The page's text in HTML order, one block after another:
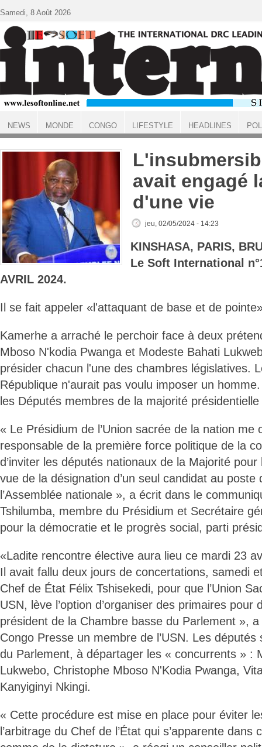
ACCUEIL
avait engagé
d'une vie
jeu, 02/05/2024 - 14:23
KINSHASA, PARIS,
Le Soft International
AVRIL 2024.
Il se fait appeler «l'attaquant de base et de
Kamerhe a arraché le perchoir face à deux
Mboso N'kodia Pwanga et Modeste Bahati
présider chacun l'une des chambres législatives.
République n'aurait pas voulu imposer un
les Députés membres de la majorité
« Le Présidium de l’Union sacrée de la nation me
responsable de la première force politique de la
d’inviter les députés nationaux de la Majorité pour
vue de la désignation d’un seul candidat au poste
l’Assemblée nationale », a écrit dans le
Tshilumba, membre du Présidium et Secrétaire
pour la démocratie et le progrès social, parti
«Ladite rencontre élective aura lieu ce mardi 23
Il avait fallu deux jours de concertations, samedi
Chef de État Félix Tshisekedi, pour que l’Union
USN, lève l’option d’organiser des primaires pour
président de la Chambre basse du Parlement », a
Congo Presse un membre de l’USN. Les
du Parlement, à départager les « concurrents » :
Lukwebo, Christophe Mboso N'Kodia Pwanga,
Kanyiginyi Nkingi.
« Cette procédure est mise en place pour éviter
l’arbitrage du Chef de l’État qui s’apparente dans
Samedi, 8 Août 2026
NEWS MONDE CONGO LIFESTYLE HEADLINES